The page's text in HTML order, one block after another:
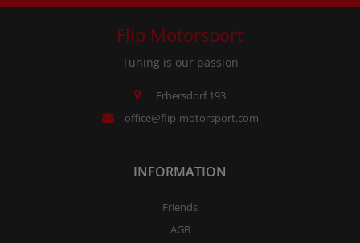
Flip Motorsport
Tuning is our passion
Erbersdorf 193
office@flip-motorsport.com
INFORMATION
Friends
AGB